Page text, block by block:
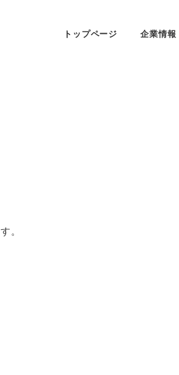
トップページ 企業情報
。